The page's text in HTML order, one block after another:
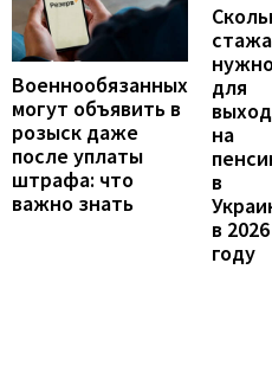
Военнообязанных
могут объявить в
розыск даже
после уплаты
штрафа: что
важно знать
стажа
для
на
в
в 2026
году